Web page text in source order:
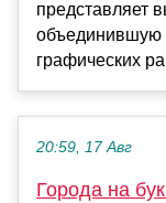
представляет
объединившую
графических
20:59, 17 Авг
Города на